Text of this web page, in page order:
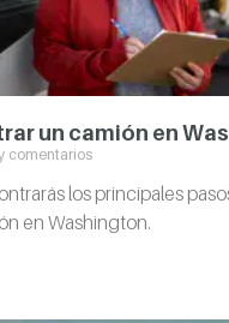
un camión en
comentarios
los principales
en Washington.